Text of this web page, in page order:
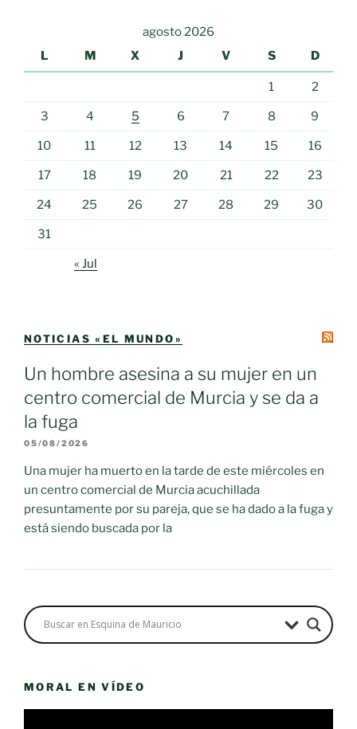
agosto 2026
L
M X J V S D
1 2
3 4 5 6 7 8 9
10 11 12 13 14 15 16
17 18 19 20 21 22 23
24 25 26 27 28 29 30
31
« Jul
NOTICIAS «EL MUNDO»
Un hombre asesina a su mujer en un
centro comercial de Murcia y se da a
la fuga
05/08/2026
Una mujer ha muerto en la tarde de este miércoles en
un centro comercial de Murcia acuchillada
presuntamente por su pareja, que se ha dado a la fuga y
está siendo buscada por la
MORAL EN VÍDEO